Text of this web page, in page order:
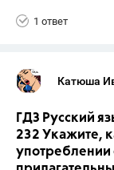
1 ответ
Катюша
ГДЗ Русский
232 Укажите,
употреблении